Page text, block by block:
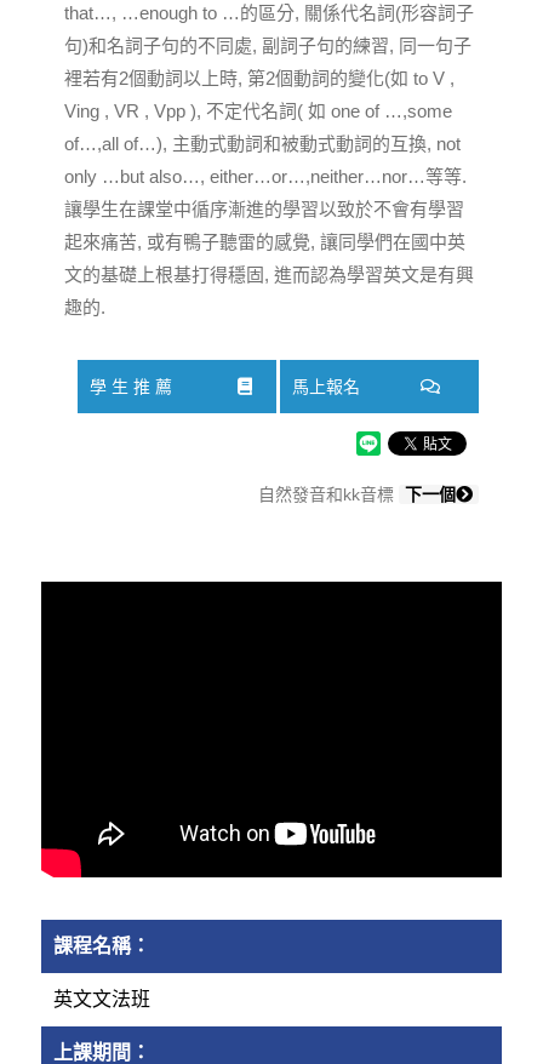
that…, …enough to …的區分, 關係代名詞(形容詞子
句)和名詞子句的不同處, 副詞子句的練習, 同一句子
裡若有2個動詞以上時, 第2個動詞的變化(如 to V ,
Ving , VR , Vpp ), 不定代名詞( 如 one of …,some
of…,all of…), 主動式動詞和被動式動詞的互換, not
only …but also…, either…or…,neither…nor…等等.
讓學生在課堂中循序漸進的學習以致於不會有學習
起來痛苦, 或有鴨子聽雷的感覺, 讓同學們在國中英
文的基礎上根基打得穩固, 進而認為學習英文是有興
趣的.
學 生 推 薦 馬上報名
自然發音和kk音標 下一個
課程名稱：
英文文法班
上課期間：